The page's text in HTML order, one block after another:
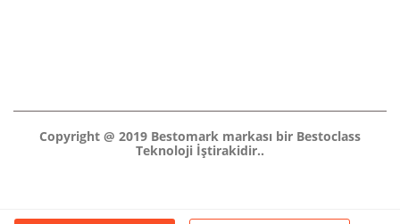
Copyright @ 2019 Bestomark markası bir Bestoclass
Teknoloji İştirakidir..